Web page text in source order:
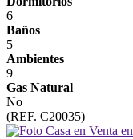
6
Baños
5
Ambientes
9
Gas Natural
No
(REF. C20035)